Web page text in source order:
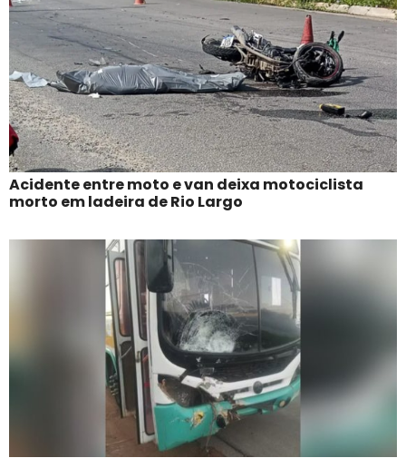
Acidente entre moto e van deixa motociclista
morto em ladeira de Rio Largo